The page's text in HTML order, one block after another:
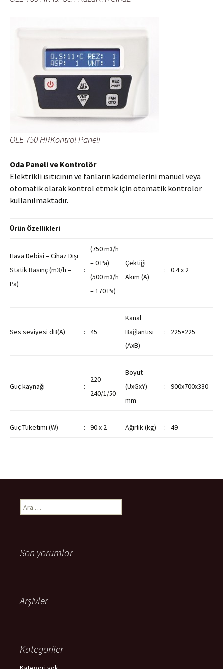
OLE 750 HRKontrol Paneli
Oda Paneli ve Kontrolör
Elektrikli ısıtıcının ve fanların kademelerini manuel veya
otomatik olarak kontrol etmek için otomatik kontrolör
kullanılmaktadır.
Ürün Özellikleri
Hava Debisi – Cihaz Dışı
Statik Basınç (m3/h –
Pa)
:
(750 m3/h
– 0 Pa)
(500 m3/h
– 170 Pa)
Çektiği
Akım (A)
: 0.4 x 2
Ses seviyesi dB(A) : 45
Kanal
Bağlantısı
(AxB)
: 225×225
Güç kaynağı :
220-
240/1/50
Boyut
(UxGxY)
mm
: 900x700x330
Güç Tüketimi (W) : 90 x 2 Ağırlık (kg) : 49
Arama:
Son yorumlar
Arşivler
Kategoriler